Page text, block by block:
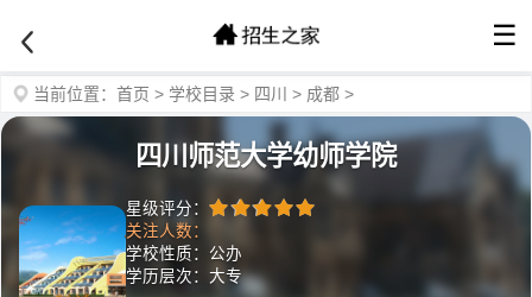
☰
当前位置： 首页 > 学校目录 > 四川 > 成都 >
四川师范大学幼师学院
星级评分：
关注人数：
学校性质：公办
学历层次：大专